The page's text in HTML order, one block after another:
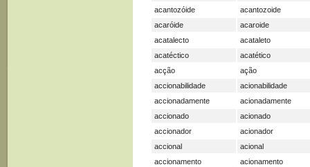
acantozóide
acantozoide
acaróide
acaroide
acatalecto
acataleto
acatéctico
acatético
acção
ação
accionabilidade
acionabilidade
accionadamente
acionadamente
accionado
acionado
accionador
acionador
accional
acional
accionamento
acionamento